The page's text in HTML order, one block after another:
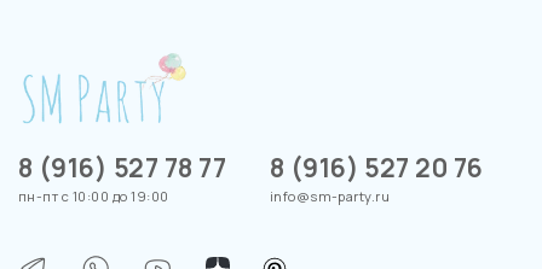
8 (916) 527 78 77
пн-пт с 10:00 до 19:00
8 (916) 527 20 76
info@sm-party.ru